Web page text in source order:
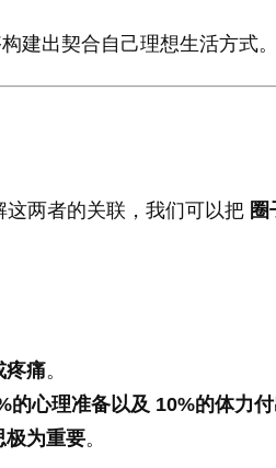
建出契合自己理想生活方式。
两者的关联，我们可以把 圈
疼痛。
的心理准备以及 10%的体力付
极为重要。